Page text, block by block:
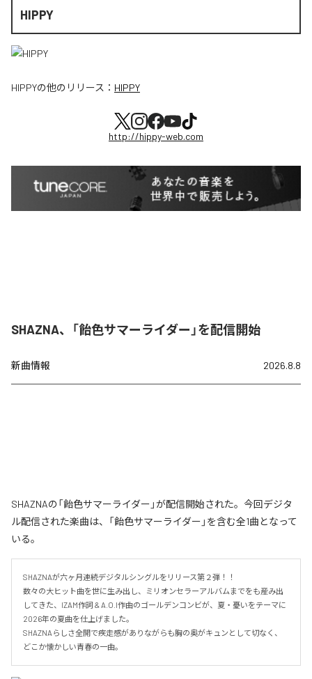
HIPPY
HIPPYの他のリリース： HIPPY
http://hippy-web.com
SHAZNA、「飴色サマーライダー」を配信開始
新曲情報 2026.8.8
SHAZNAの「飴色サマーライダー」が配信開始された。今回デジタ
ル配信された楽曲は、「飴色サマーライダー」を含む全1曲となって
いる。
SHAZNAが六ヶ月連続デジタルシングルをリリース第２弾！！
数々の大ヒット曲を世に生み出し、ミリオンセラーアルバムまでをも産み出
してきた、IZAM作詞 & A.O.I作曲のゴールデンコンビが、夏・憂いをテーマに
2026年の夏曲を仕上げました。
SHAZNAらしさ全開で疾走感がありながらも胸の奥がキュンとして切なく、
どこか懐かしい青春の一曲。